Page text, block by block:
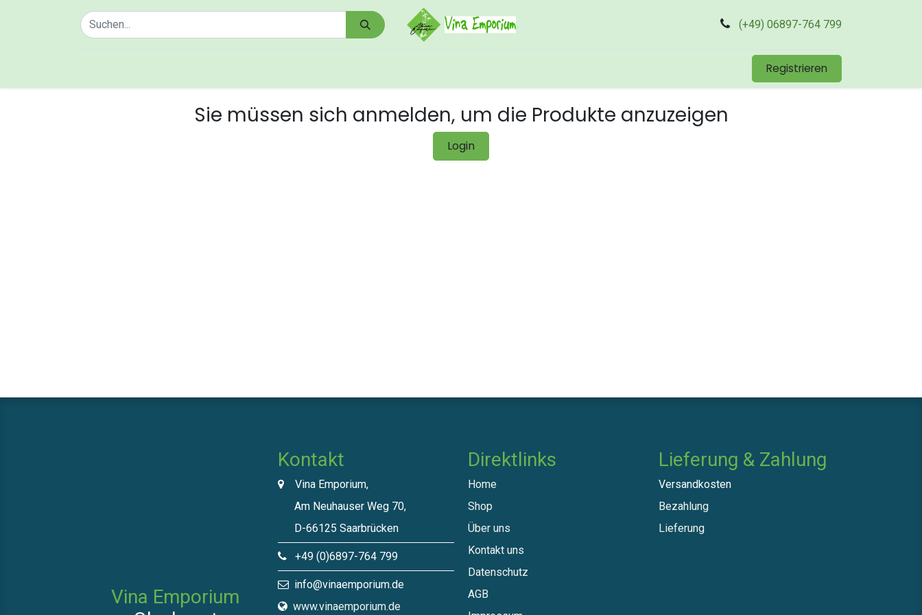
(+49) 06897-764 799
Registrieren
Sie müssen sich anmelden, um die Produkte anzuzeigen
Login
Vina Emporium
Kontakt
Vina Emporium,
Am Neuhauser Weg 70,
D-66125 Saarbrücken
+49 (0)6897-764 799
info@vinaemporium.de
www.vinaemporium.de
Direktlinks​
Home
Shop
Über uns
Kontakt uns
Datenschutz
A​GB
Lieferung & Zahlung
Versandkosten
Bezahlung
Lieferung​